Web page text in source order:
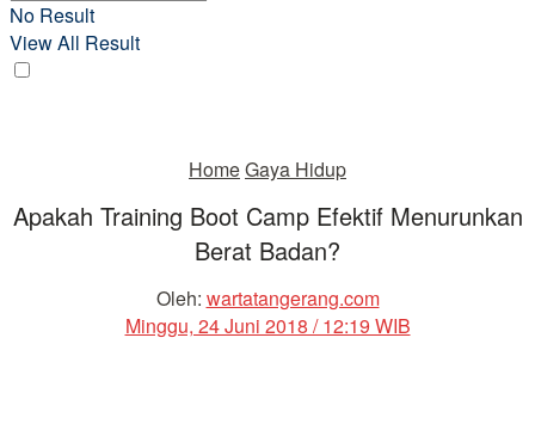
No Result
View All Result
HomeGaya Hidup
Apakah Training Boot Camp Efektif Menurunkan
Berat Badan?
Oleh: wartatangerang.com
Minggu, 24 Juni 2018 / 12:19 WIB